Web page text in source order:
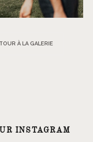
À LA GALERIE
INSTAGRAM